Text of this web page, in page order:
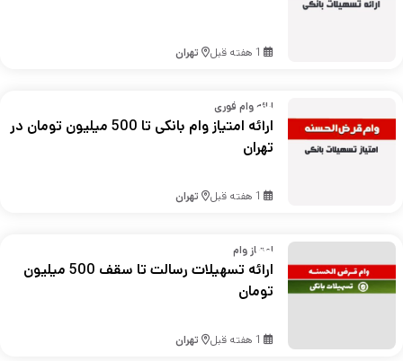
1 هفته قبل تهران
ارائه وام فوری
ارائه امتیاز وام بانکی تا 500 میلیون تومان در
تهران
1 هفته قبل تهران
امتیاز وام
ارائه تسهیلات رسالت تا سقف 500 میلیون
تومان
1 هفته قبل تهران